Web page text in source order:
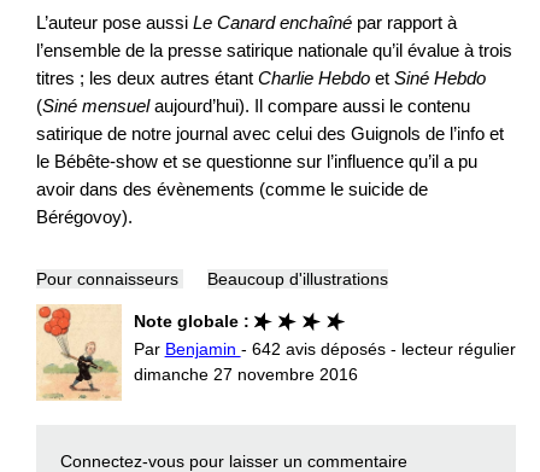
L’auteur pose aussi Le Canard enchaîné par rapport à
l’ensemble de la presse satirique nationale qu’il évalue à trois
titres ; les deux autres étant Charlie Hebdo et Siné Hebdo
(Siné mensuelaujourd’hui). Il compare aussi le contenu
satirique de notre journal avec celui des Guignols de l’info et
le Bébête-show et se questionne sur l’influence qu’il a pu
avoir dans des évènements (comme le suicide de
Bérégovoy).
Pour connaisseurs Beaucoup d'illustrations
Note globale :
Par Benjamin - 642 avis déposés - lecteur régulier
dimanche 27 novembre 2016
Connectez-vous pour laisser un commentaire